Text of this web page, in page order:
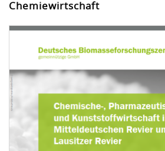
Chemiewirtschaft